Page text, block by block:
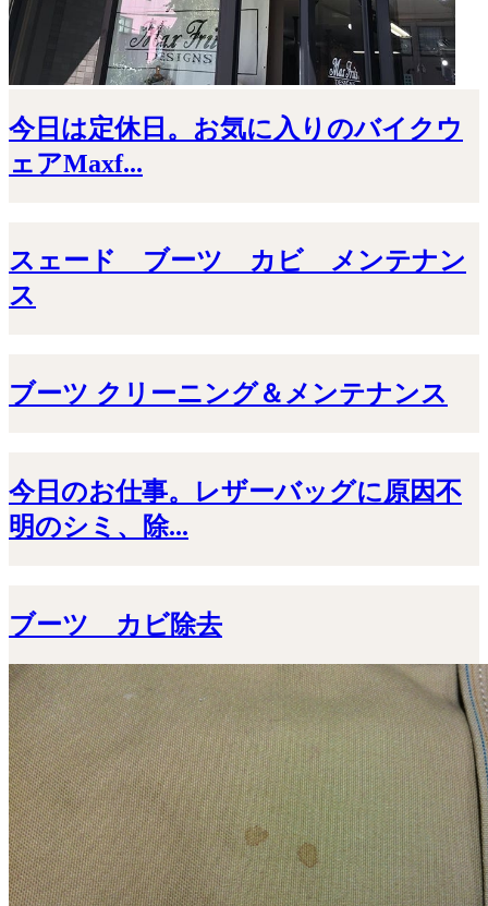
今日は定休日。お気に入りのバイクウ
ェアMaxf...
スェード ブーツ カビ メンテナン
ス
ブーツ クリーニング＆メンテナンス
今日のお仕事。レザーバッグに原因不
明のシミ、除...
ブーツ カビ除去